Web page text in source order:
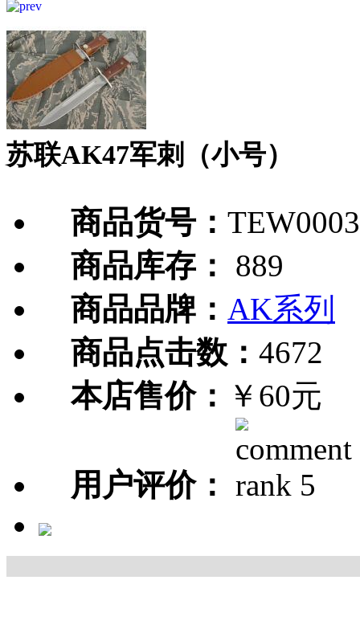
苏联AK47军刺（小号）
商品货号：
商品库存：
889
商品品牌： AK系列
商品点击数： 4672
本店售价： ￥60元
用户评价：